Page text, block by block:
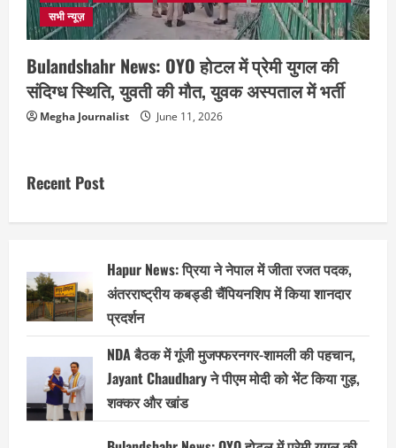
सभी न्यूज़
Bulandshahr News: OYO होटल में प्रेमी युगल की
संदिग्ध स्थिति, युवती की मौत, युवक अस्पताल में भर्ती
Megha Journalist June 11, 2026
Recent Post
Hapur News: प्रिया ने नेपाल में जीता रजत पदक,
अंतरराष्ट्रीय कबड्डी चैंपियनशिप में किया शानदार
प्रदर्शन
NDA बैठक में गूंजी मुजफ्फरनगर-शामली की पहचान,
Jayant Chaudhary ने पीएम मोदी को भेंट किया गुड़,
शक्कर और खांड